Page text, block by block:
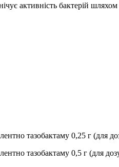
активність бактерій
тазобактаму 0,25 г (для
тазобактаму 0,5 г (для